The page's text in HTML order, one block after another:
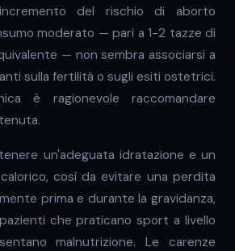
del rischio di aborto
moderato — pari a 1-2 tazze di
— non sembra associarsi a
sulla fertilità o sugli esiti ostetrici.
è ragionevole raccomandare
un'adeguata idratazione e un
così da evitare una perdita
prima e durante la gravidanza,
che praticano sport a livello
malnutrizione. Le carenze